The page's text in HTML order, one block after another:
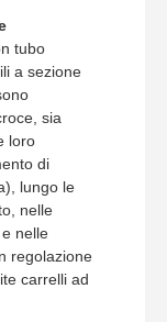
tubo
a sezione
sia
loro
di
lungo le
nelle
nelle
regolazione
carrelli ad